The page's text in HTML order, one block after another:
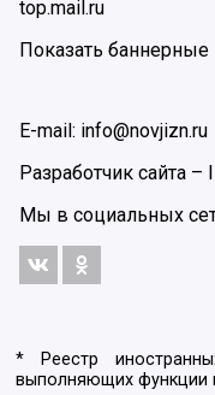
top.mail.ru
Показать баннерные
E-mail: info@novjizn.ru
Разработчик сайта –
Мы в социальных
* Реестр
выполняющих функции